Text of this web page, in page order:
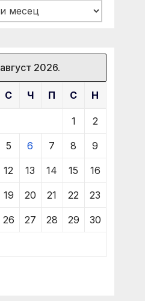
август 2026.
С Ч П С Н
1 2
5 6 7 8 9
12 13 14 15 16
19 20 21 22 23
26 27 28 29 30